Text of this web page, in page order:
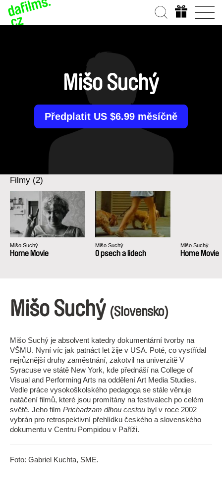
Mišo Suchý
Předplatit US $6.99 měsíčně
Filmy (2)
Mišo Suchý
Home Movie
Mišo Suchý
O psech a lidech
Mišo Suchý
Home Movie
Mišo Suchý (Slovensko)
Mišo Suchý je absolvent katedry dokumentární tvorby na
VŠMU. Nyní víc jak patnáct let žije v USA. Poté, co vystřídal
nejrůznější druhy zaměstnání, zakotvil na univerzitě V
Syracuse ve státě New York, kde přednáší na College of
Visual and Performing Arts na oddělení Art Media Studies.
Vedle práce vysokoškolského pedagoga se stále věnuje
natáčení filmů, které jsou promítány na festivalech po celém
světě. Jeho film Prichadzam dlhou cestou byl v roce 2002
vybrán pro retrospektivní přehlídku českého a slovenského
dokumentu v Centru Pompidou v Paříži.
Foto: Gabriel Kuchta, SME.